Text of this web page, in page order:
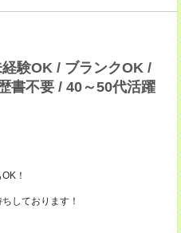
験OK / ブランクOK /
書不要 / 40～50代活躍
！
しております！